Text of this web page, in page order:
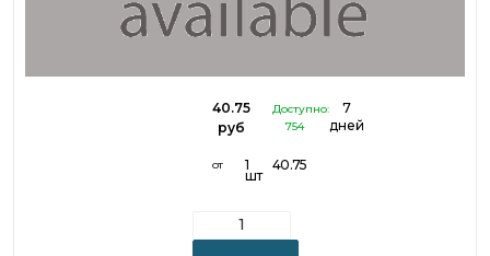
40.75
руб
Доступно:
754
7
дней
от 1
шт
40.75